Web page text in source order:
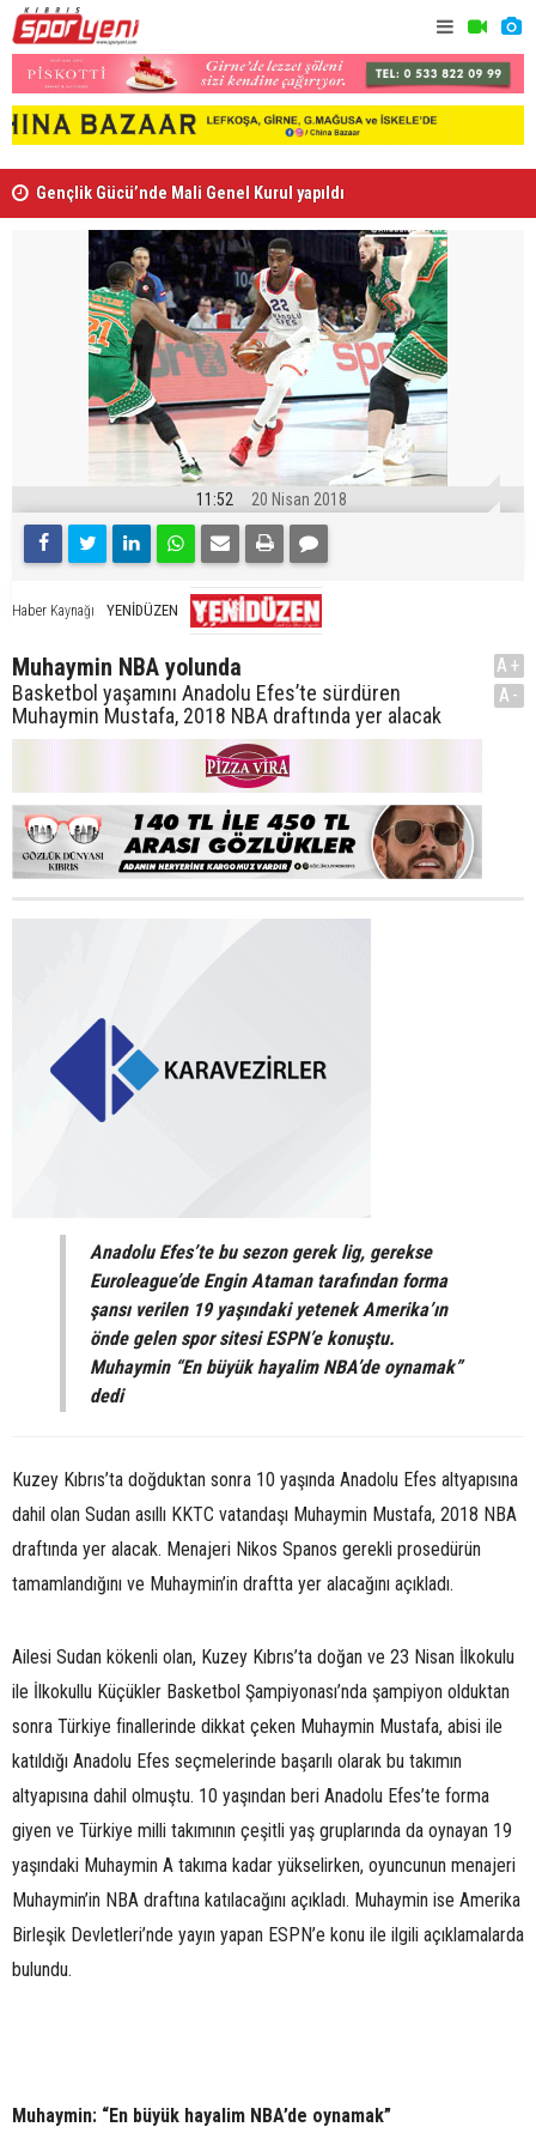
Gençlik Gücü’nde Mali Genel Kurul yapıldı
11:52 20 Nisan 2018
Haber Kaynağı YENİDÜZEN
Muhaymin NBA yolunda
Basketbol yaşamını Anadolu Efes’te sürdüren
Muhaymin Mustafa, 2018 NBA draftında yer alacak
A+
A-
Anadolu Efes’te bu sezon gerek lig, gerekse
Euroleague’de Engin Ataman tarafından forma
şansı verilen 19 yaşındaki yetenek Amerika’ın
önde gelen spor sitesi ESPN’e konuştu.
Muhaymin “En büyük hayalim NBA’de oynamak”
dedi
Kuzey Kıbrıs’ta doğduktan sonra 10 yaşında Anadolu Efes altyapısına
dahil olan Sudan asıllı KKTC vatandaşı Muhaymin Mustafa, 2018 NBA
draftında yer alacak. Menajeri Nikos Spanos gerekli prosedürün
tamamlandığını ve Muhaymin’in draftta yer alacağını açıkladı.
Ailesi Sudan kökenli olan, Kuzey Kıbrıs’ta doğan ve 23 Nisan İlkokulu
ile İlkokullu Küçükler Basketbol Şampiyonası’nda şampiyon olduktan
sonra Türkiye finallerinde dikkat çeken Muhaymin Mustafa, abisi ile
katıldığı Anadolu Efes seçmelerinde başarılı olarak bu takımın
altyapısına dahil olmuştu. 10 yaşından beri Anadolu Efes’te forma
giyen ve Türkiye milli takımının çeşitli yaş gruplarında da oynayan 19
yaşındaki Muhaymin A takıma kadar yükselirken, oyuncunun menajeri
Muhaymin’in NBA draftına katılacağını açıkladı. Muhaymin ise Amerika
Birleşik Devletleri’nde yayın yapan ESPN’e konu ile ilgili açıklamalarda
bulundu.
Muhaymin: “En büyük hayalim NBA’de oynamak”